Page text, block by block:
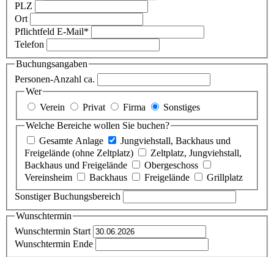
PLZ
Ort
Pflichtfeld E-Mail*
Telefon
Buchungsangaben
Personen-Anzahl ca.
Wer
Verein
Privat Firma
Sonstiges
Welche Bereiche wollen Sie buchen?
Gesamte Anlage
Jungviehstall, Backhaus und
Freigelände (ohne Zeltplatz)
Zeltplatz, Jungviehstall,
Backhaus und Freigelände
Obergeschoss
Vereinsheim
Backhaus Freigelände
Grillplatz
Sonstiger Buchungsbereich
Wunschtermin
Wunschtermin Start
Wunschtermin Ende